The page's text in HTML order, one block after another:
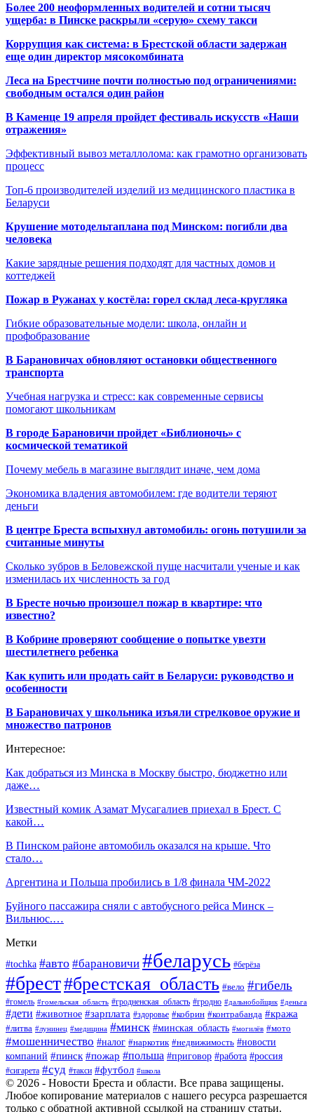
Более 200 неоформленных водителей и сотни тысяч
ущерба: в Пинске раскрыли «серую» схему такси
Коррупция как система: в Брестской области задержан
еще один директор мясокомбината
Леса на Брестчине почти полностью под ограничениями:
свободным остался один район
В Каменце 19 апреля пройдет фестиваль искусств «Наши
отражения»
Эффективный вывоз металлолома: как грамотно организовать
процесс
Топ-6 производителей изделий из медицинского пластика в
Беларуси
Крушение мотодельтаплана под Минском: погибли два
человека
Какие зарядные решения подходят для частных домов и
коттеджей
Пожар в Ружанах у костёла: горел склад леса-кругляка
Гибкие образовательные модели: школа, онлайн и
профобразование
В Барановичах обновляют остановки общественного
транспорта
Учебная нагрузка и стресс: как современные сервисы
помогают школьникам
В городе Барановичи пройдет «Библионочь» с
космической тематикой
Почему мебель в магазине выглядит иначе, чем дома
Экономика владения автомобилем: где водители теряют
деньги
В центре Бреста вспыхнул автомобиль: огонь потушили за
считанные минуты
Сколько зубров в Беловежской пуще насчитали ученые и как
изменилась их численность за год
В Бресте ночью произошел пожар в квартире: что
известно?
В Кобрине проверяют сообщение о попытке увезти
шестилетнего ребенка
Как купить или продать сайт в Беларуси: руководство и
особенности
В Барановичах у школьника изъяли стрелковое оружие и
множество патронов
Интересное:
Как добраться из Минска в Москву быстро, бюджетно или
даже…
Известный комик Азамат Мусагалиев приехал в Брест. С
какой…
В Пинском районе автомобиль оказался на крыше. Что
стало…
Аргентина и Польша пробились в 1/8 финала ЧМ-2022
Буйного пассажира сняли с автобусного рейса Минск –
Вильнюс.…
Метки
#tochka #авто #барановичи #беларусь #берёза
#брест#брестская_область #вело #гибель
#гомель #гомельская_область #гродненская_область #гродно #дальнобойщик #деньга
#дети #животное #зарплата #здоровье #кобрин #контрабанда #кража
#литва #лунинец #медицина #минск #минская_область #могилёв #мото
#мошенничество #налог #наркотик #недвижимость #новости
компаний #пинск #пожар #польша #приговор #работа #россия
#сигарета #суд #такси #футбол #школа
© 2026 - Новости Бреста и области. Все права защищены.
Любое копирование материалов с нашего ресурса разрешается
только с обратной активной ссылкой на страницу статьи.